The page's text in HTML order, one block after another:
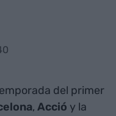
del primer
, Acció y la